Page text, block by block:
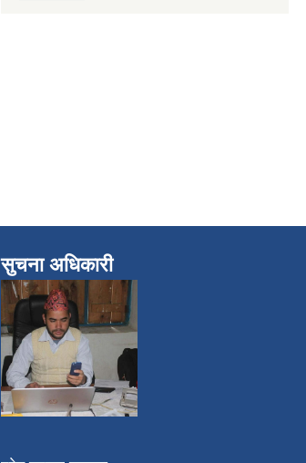
सुचना अधिकारी